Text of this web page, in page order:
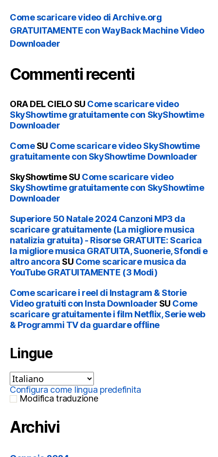
Come scaricare video di Archive.org
GRATUITAMENTE con WayBack Machine Video
Downloader
Commenti recenti
ORA DEL CIELO SU Come scaricare video
SkyShowtime gratuitamente con SkyShowtime
Downloader
ComeSU Come scaricare video SkyShowtime
gratuitamente con SkyShowtime Downloader
SkyShowtimeSU Come scaricare video
SkyShowtime gratuitamente con SkyShowtime
Downloader
Superiore 50 Natale 2024 Canzoni MP3 da
scaricare gratuitamente (La migliore musica
natalizia gratuita) - Risorse GRATUITE: Scarica
la migliore musica GRATUITA, Suonerie, Sfondi e
altro ancora SU Come scaricare musica da
YouTube GRATUITAMENTE (3 Modi)
Come scaricare i reel di Instagram & Storie
Video gratuiti con Insta Downloader SU Come
scaricare gratuitamente i film Netflix, Serie web
& Programmi TV da guardare offline
Lingue
Configura come lingua predefinita
Modifica traduzione
Archivi